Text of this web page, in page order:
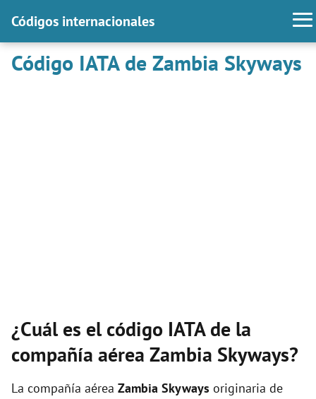
Códigos internacionales
Código IATA de Zambia Skyways
¿Cuál es el código IATA de la
compañía aérea Zambia Skyways?
La compañía aérea Zambia Skyways originaria de